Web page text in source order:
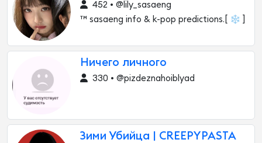
452 • @lily_sasaeng
™ sasaeng info & k-pop predictions.[ ❄ ]
Ничего личного
330 • @pizdeznahoiblyad
Зими Убийца | CREEPYPASTA